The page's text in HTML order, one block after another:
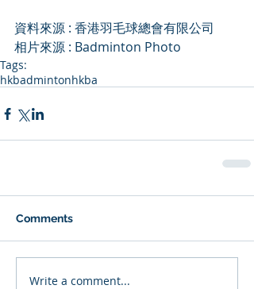
資料來源 : 香港羽毛球總會有限公司
相片來源 : Badminton Photo
Tags:
hkbadmintonhkba
Comments
Write a comment...